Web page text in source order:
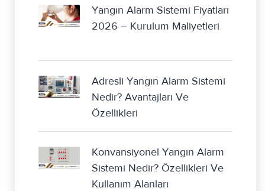
Yangın Alarm Sistemi Fiyatları
2026 – Kurulum Maliyetleri
Adresli Yangın Alarm Sistemi
Nedir? Avantajları Ve
Özellikleri
Konvansiyonel Yangın Alarm
Sistemi Nedir? Özellikleri Ve
Kullanım Alanları